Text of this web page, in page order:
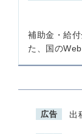
補助金・給
た、国の
広告 出